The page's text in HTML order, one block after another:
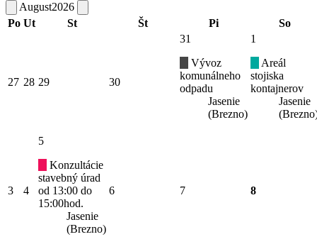
August2026
Po Ut St Št Pi So
27 28 29 30
31
Vývoz
komunálneho
odpadu
Jasenie
(Brezno)
1
Areál
stojiska
kontajnerov
Jasenie
3 4
5
Konzultácie
stavebný úrad
od 13:00 do
15:00hod.
Jasenie
(Brezno)
6 7 8